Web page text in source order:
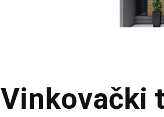
Vinkovački